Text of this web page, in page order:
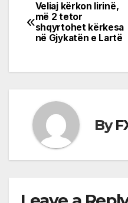
Post
navigation
Veliaj kërkon lirinë,
më 2 tetor
shqyrtohet kërkesa
në Gjykatën e Lartë
By